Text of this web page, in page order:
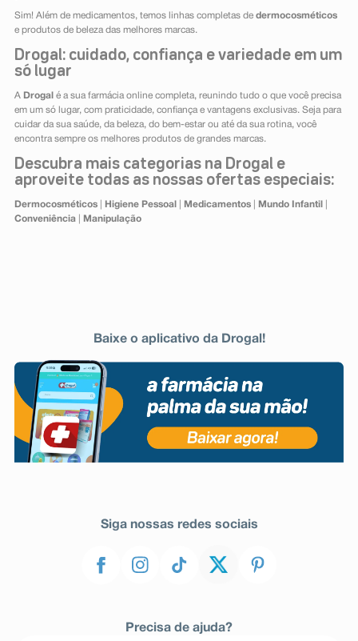
Sim! Além de medicamentos, temos linhas completas de dermocosméticos
e produtos de beleza das melhores marcas.
Drogal: cuidado, confiança e variedade em um
só lugar
A Drogal é a sua farmácia online completa, reunindo tudo o que você precisa
em um só lugar, com praticidade, confiança e vantagens exclusivas. Seja para
cuidar da sua saúde, da beleza, do bem-estar ou até da sua rotina, você
encontra sempre os melhores produtos de grandes marcas.
Descubra mais categorias na Drogal e
aproveite todas as nossas ofertas especiais:
Dermocosméticos| Higiene Pessoal Medicamentos| Mundo Infantil
Conveniência| Manipulação
Baixe o aplicativo da Drogal!
Siga nossas redes sociais
Precisa de ajuda?